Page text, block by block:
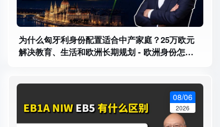
为什么匈牙利身份配置适合中产家庭？25万欧元
解决教育、生活和欧洲长期规划 - 欧洲身份怎么
08/06
2026